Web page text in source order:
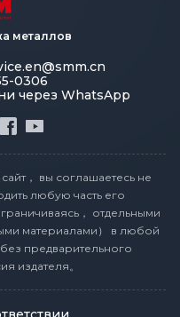
металлов
0306
через WhatsApp
， вы соглашаетесь не
любую часть его
， отдельными
материалами） в любой
предварительного
издателя。